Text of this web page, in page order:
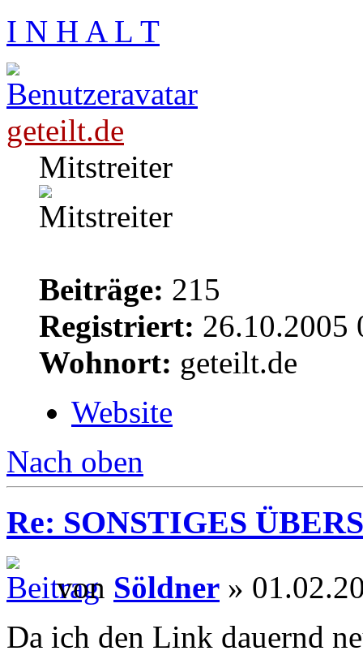
I N H A L T
geteilt.de
Mitstreiter
Beiträge: 215
Registriert: 26.10.2005
Wohnort: geteilt.de
Website
Nach oben
Re: SONSTIGES
von Söldner »
Da ich den Link dauernd